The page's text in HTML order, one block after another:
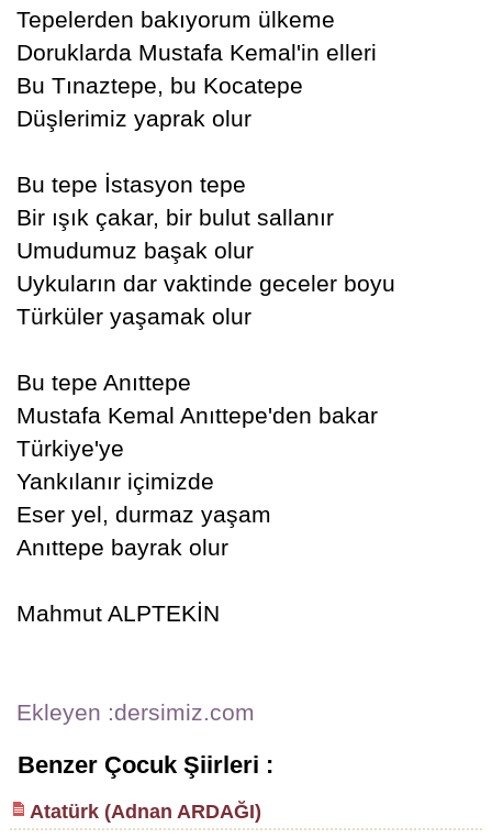
Tepelerden bakıyorum ülkeme
Doruklarda Mustafa Kemal'in elleri
Bu Tınaztepe, bu Kocatepe
Düşlerimiz yaprak olur
Bu tepe İstasyon tepe
Bir ışık çakar, bir bulut sallanır
Umudumuz başak olur
Uykuların dar vaktinde geceler boyu
Türküler yaşamak olur
Bu tepe Anıttepe
Mustafa Kemal Anıttepe'den bakar
Türkiye'ye
Yankılanır içimizde
Eser yel, durmaz yaşam
Anıttepe bayrak olur
Mahmut ALPTEKİN
Ekleyen :dersimiz.com
Benzer Çocuk Şiirleri :
Atatürk (Adnan ARDAĞI)